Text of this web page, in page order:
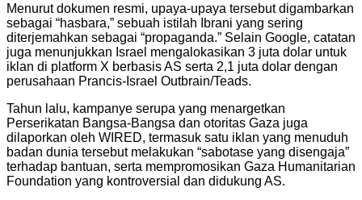
Menurut dokumen resmi, upaya-upaya tersebut digambarkan
sebagai “hasbara,” sebuah istilah Ibrani yang sering
diterjemahkan sebagai “propaganda.” Selain Google, catatan
juga menunjukkan Israel mengalokasikan 3 juta dolar untuk
iklan di platform X berbasis AS serta 2,1 juta dolar dengan
perusahaan Prancis-Israel Outbrain/Teads.
Tahun lalu, kampanye serupa yang menargetkan
Perserikatan Bangsa-Bangsa dan otoritas Gaza juga
dilaporkan oleh WIRED, termasuk satu iklan yang menuduh
badan dunia tersebut melakukan “sabotase yang disengaja”
terhadap bantuan, serta mempromosikan Gaza Humanitarian
Foundation yang kontroversial dan didukung AS.